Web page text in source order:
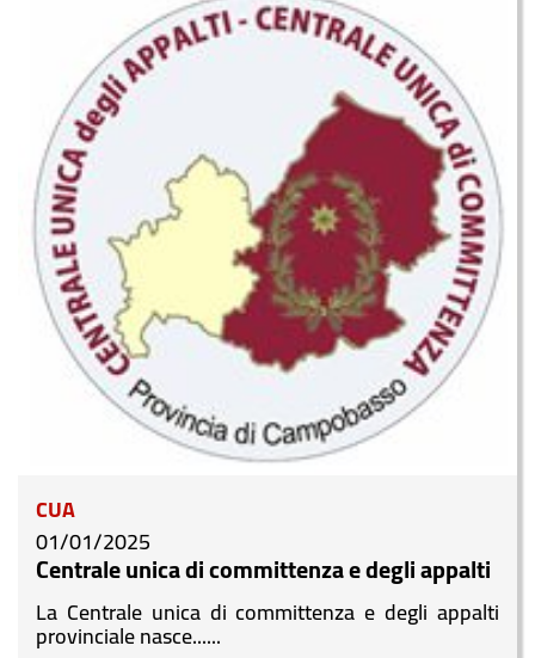
CUA
01/01/2025
Centrale unica di committenza e degli appalti
La Centrale unica di committenza e degli appalti
provinciale nasce......